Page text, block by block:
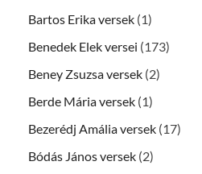
Bartos Erika versek (1)
Benedek Elek versei (173)
Beney Zsuzsa versek (2)
Berde Mária versek (1)
Bezerédj Amália versek (17)
Bódás János versek (2)